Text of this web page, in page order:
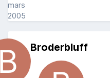
mars
2005
Broderbluff